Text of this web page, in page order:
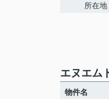
所在地
エヌエム
物件名